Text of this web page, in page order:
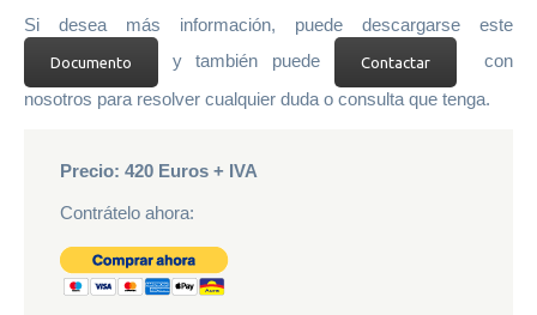
Si desea más información, puede descargarse este
Documento y también puede Contactar
con
nosotros para resolver cualquier duda o consulta que tenga.
Precio: 420 Euros + IVA
Contrátelo ahora: